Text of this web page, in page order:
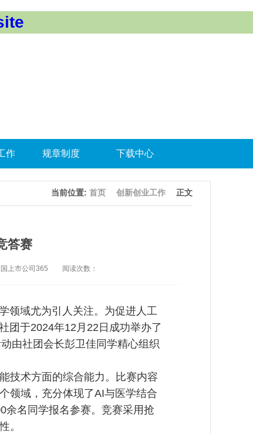
作 规章制度 下载中心
当前位置: 首页 创新创业工作 正文
答赛
上市公司365 阅读次数：
领域尤为引人关注。为促进人工
团于2024年12月22日成功举办了
由社团会长彭卫佳同学精心组织
技术方面的综合能力。比赛内容
领域，充分体现了AI与医学结合
余名同学报名参赛。竞赛采用抢
。